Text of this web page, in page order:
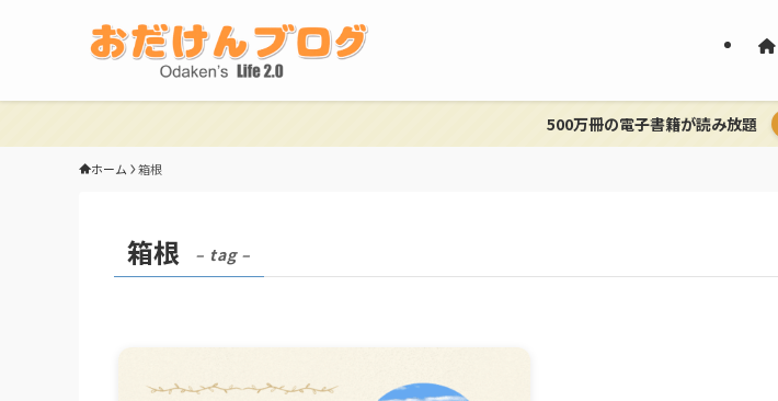
500万冊の電子書籍が読み放題
ホーム 箱根
箱根 – tag –